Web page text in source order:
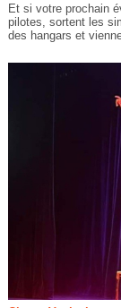
Et si votre prochain
pilotes, sortent les
des hangars et